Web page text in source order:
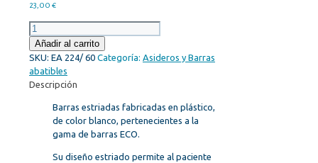
23,00 €
EA
224/
60
cantidad
Añadir al carrito
SKU: EA 224/ 60 Categoría: Asideros y Barras
abatibles
Descripción
Barras estriadas fabricadas en plástico,
de color blanco, pertenecientes a la
gama de barras ECO.
Su diseño estriado permite al paciente